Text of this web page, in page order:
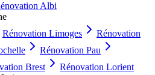
Albi
Rénovation Limoges
Rénovation
Rénovation Pau
Brest Rénovation Lorient